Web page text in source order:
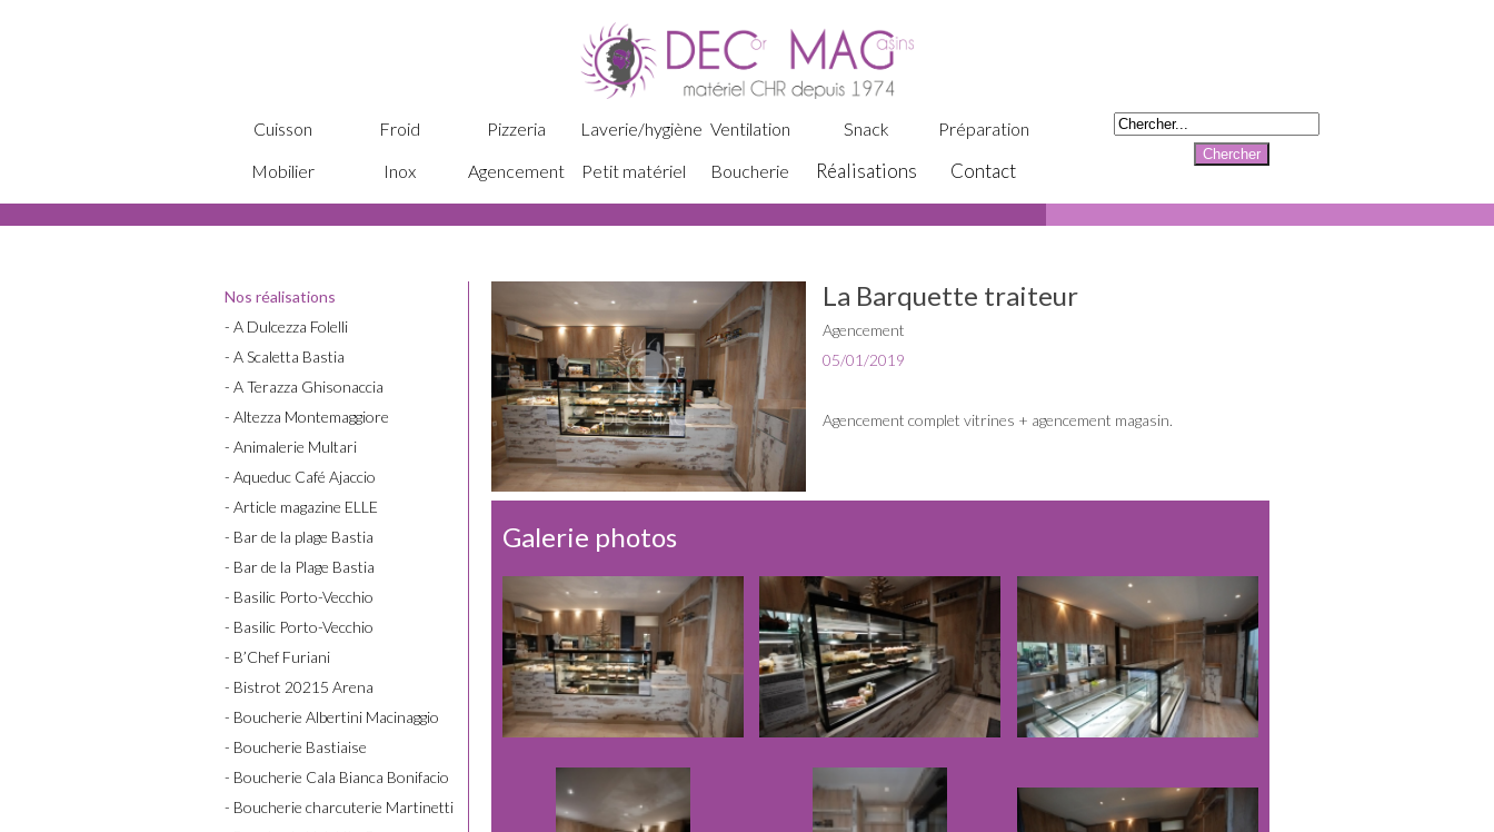
Cuisson Froid Pizzeria Laverie/hygiène Ventilation Snack
Préparation
Mobilier
Inox Agencement Petit matériel Boucherie Réalisations Contact
Nos réalisations
- A Dulcezza Folelli
- A Scaletta Bastia
- A Terazza Ghisonaccia
- Altezza Montemaggiore
- Animalerie Multari
- Aqueduc Café Ajaccio
- Article magazine ELLE
- Bar de la plage Bastia
- Bar de la Plage Bastia
- Basilic Porto-Vecchio
- Basilic Porto-Vecchio
- B’Chef Furiani
- Bistrot 20215 Arena
- Boucherie Albertini Macinaggio
- Boucherie Bastiaise
- Boucherie Cala Bianca Bonifacio
- Boucherie charcuterie Martinetti
La Barquette traiteur
Agencement
05/01/2019
Agencement complet vitrines + agencement magasin.
Galerie photos